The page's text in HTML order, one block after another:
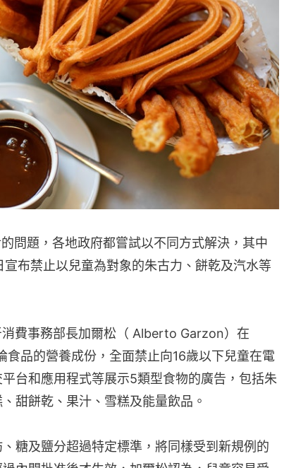
問題，各地政府都嘗試以不同方式解決，其中
布禁止以兒童為對象的朱古力、餅乾及汽水等
費事務部長加爾松（ Alberto Garzon）在
品的營養成份，全面禁止向16歲以下兒童在電
台和應用程式等展示5類型食物的廣告，包括朱
甜餅乾、果汁、雪糕及能量飲品。
糖及鹽分超過特定標準，將同樣受到新規例的